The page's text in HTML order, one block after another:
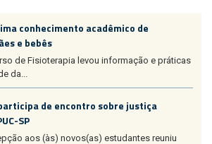
conhecimento acadêmico de
e bebês
de Fisioterapia levou informação e práticas
da...
de encontro sobre justiça
SP
aos (às) novos(as) estudantes reuniu